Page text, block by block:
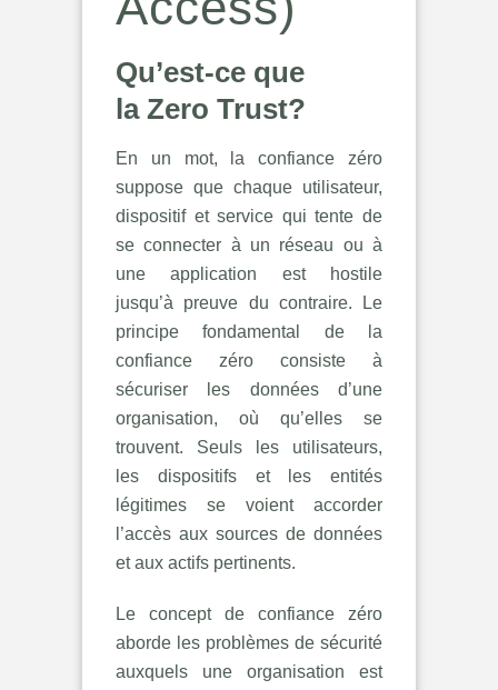
Qu’est-ce que
la Zero Trust?
En un mot, la confiance zéro
suppose que chaque utilisateur,
dispositif et service qui tente de
se connecter à un réseau ou à
une application est hostile
jusqu’à preuve du contraire. Le
principe fondamental de la
confiance zéro consiste à
sécuriser les données d’une
organisation, où qu’elles se
trouvent. Seuls les utilisateurs,
les dispositifs et les entités
légitimes se voient accorder
l’accès aux sources de données
et aux actifs pertinents.
Le concept de confiance zéro
aborde les problèmes de sécurité
auxquels une organisation est